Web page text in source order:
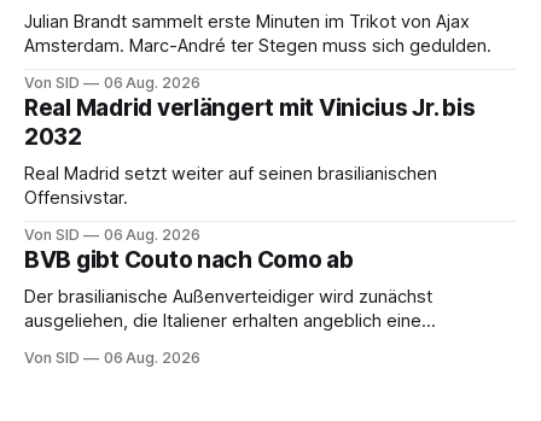
Julian Brandt sammelt erste Minuten im Trikot von Ajax
Amsterdam. Marc-André ter Stegen muss sich gedulden.
Von SID 06 Aug. 2026
Real Madrid verlängert mit Vinicius Jr. bis
2032
Real Madrid setzt weiter auf seinen brasilianischen
Offensivstar.
Von SID 06 Aug. 2026
BVB gibt Couto nach Como ab
Der brasilianische Außenverteidiger wird zunächst
ausgeliehen, die Italiener erhalten angeblich eine
Von SID 06 Aug. 2026